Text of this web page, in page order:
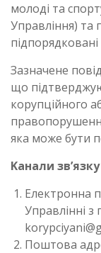
молоді та
Управління) та
Зазначене
що
корупційного
яка може бути
Kанали
Електронна
Управлінні з
Поштова